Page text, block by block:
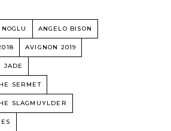
ANGELO BISON
AVIGNON 2019
JADE
SERMET
SLAGMUYLDER